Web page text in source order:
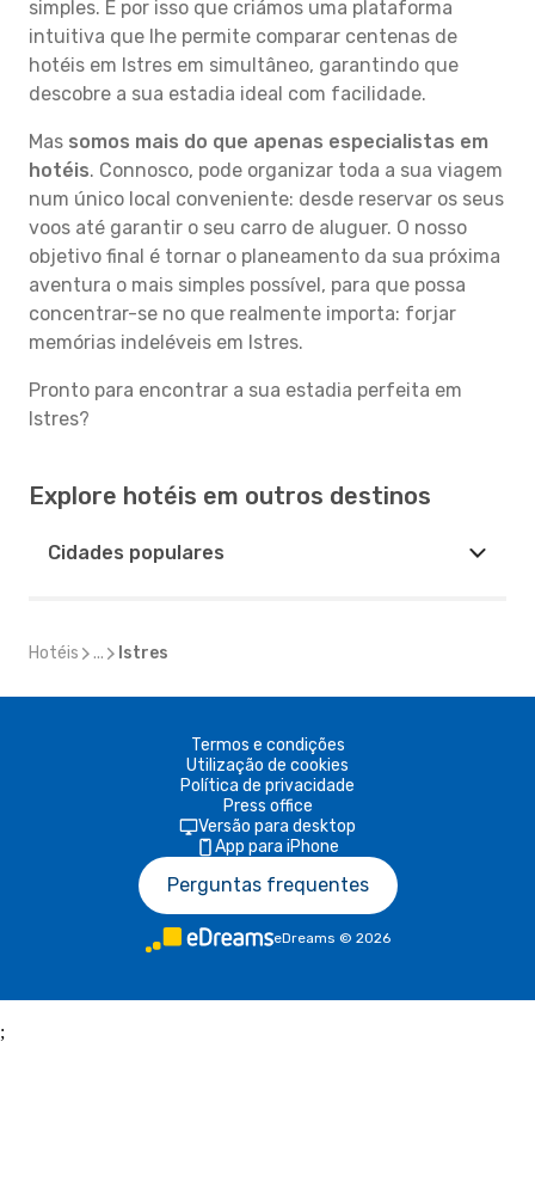
simples. É por isso que criámos uma plataforma
intuitiva que lhe permite comparar centenas de
hotéis em Istres em simultâneo, garantindo que
descobre a sua estadia ideal com facilidade.
Mas somos mais do que apenas especialistas em
hotéis. Connosco, pode organizar toda a sua viagem
num único local conveniente: desde reservar os seus
voos até garantir o seu carro de aluguer. O nosso
objetivo final é tornar o planeamento da sua próxima
aventura o mais simples possível, para que possa
concentrar-se no que realmente importa: forjar
memórias indeléveis em Istres.
Pronto para encontrar a sua estadia perfeita em
Istres?
Explore hotéis em outros destinos
Cidades populares
Hotéis ... Istres
Termos e condições
Utilização de cookies
Política de privacidade
Press office
Versão para desktop
App para iPhone
Perguntas frequentes
eDreams © 2026
;